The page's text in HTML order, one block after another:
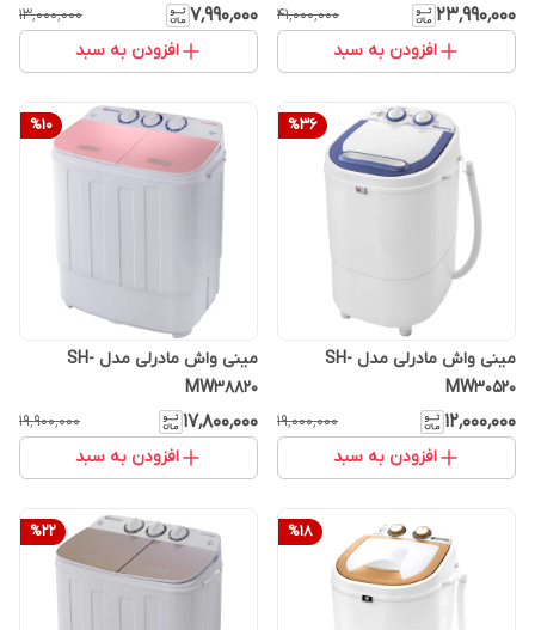
۲۳٬۹۹۰٬۰۰۰ ۴۱٬۰۰۰٬۰۰۰
افزودن به سبد
۷٬۹۹۰٬۰۰۰ ۱۳٬۰۰۰٬۰۰۰
افزودن به سبد
%36
مینی واش مادرلی مدل SH-
MW30520
۱۲٬۰۰۰٬۰۰۰ ۱۹٬۰۰۰٬۰۰۰
افزودن به سبد
%10
مینی واش مادرلی مدل SH-
MW38820
۱۷٬۸۰۰٬۰۰۰ ۱۹٬۹۰۰٬۰۰۰
افزودن به سبد
%18
%22